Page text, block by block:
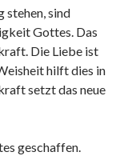
stehen, sind
Gottes. Das
Die Liebe ist
hilft dies in
setzt das neue
geschaffen.